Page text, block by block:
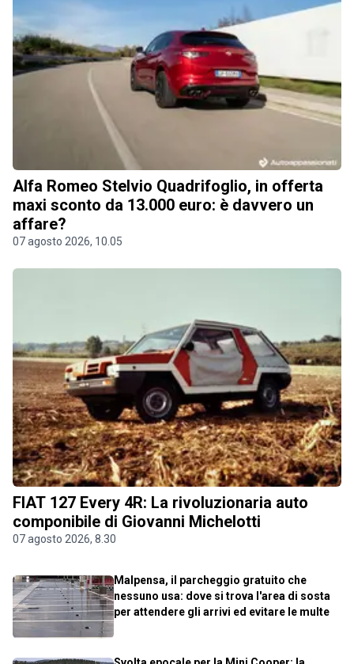
Alfa Romeo Stelvio Quadrifoglio, in offerta
maxi sconto da 13.000 euro: è davvero un
affare?
07 agosto 2026, 10.05
FIAT 127 Every 4R: La rivoluzionaria auto
componibile di Giovanni Michelotti
07 agosto 2026, 8.30
Malpensa, il parcheggio gratuito che
nessuno usa: dove si trova l'area di sosta
per attendere gli arrivi ed evitare le multe